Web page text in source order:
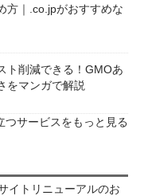
方｜.co.jpがおすすめな
ト削減できる！GMOあ
をマンガで解説
つサービスをもっと見る
イトリニューアルのお